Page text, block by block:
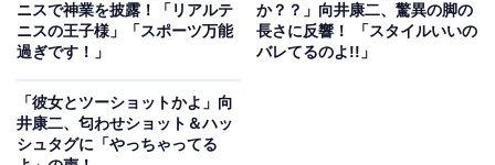
ニスで神業を披露！「リアルテ
ニスの王子様」「スポーツ万能
過ぎです！」
か？？」向井康二、驚異の脚の
長さに反響！ 「スタイルいいの
バレてるのよ!!」
「彼女とツーショットかよ」向
井康二、匂わせショット＆ハッ
シュタグに「やっちゃってる